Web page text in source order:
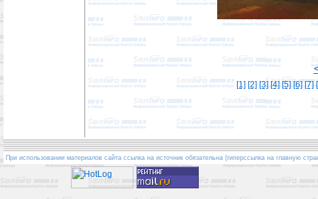
[1] [2] [3] [4] [5] [6] [7]
При использовании материалов сайта ссылка на источник обязательна (гиперссылка на главную